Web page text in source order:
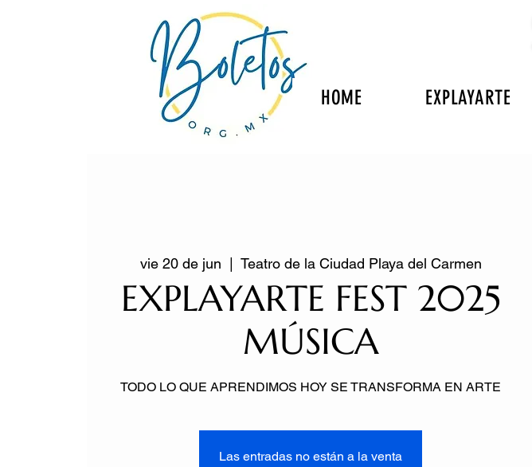
HOME EXPLAYARTE
vie 20 de jun Teatro de la Ciudad Playa del Carmen
EXPLAYARTE FEST 2025
MÚSICA
TODO LO QUE APRENDIMOS HOY SE TRANSFORMA EN ARTE
Las entradas no están a la venta